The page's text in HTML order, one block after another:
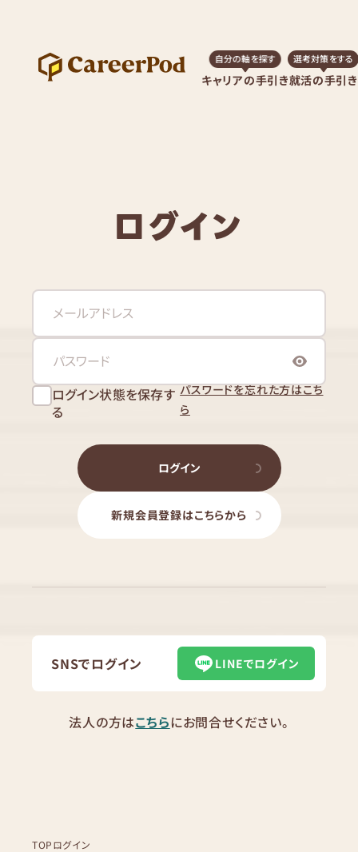
キャリアの手引き
自分の軸を探す
就活の手引き
選考対策をする
ログイン
ログイン状態を保存す
る
パスワードを忘れた方はこち
ら
ログイン
新規会員登録はこちらから
SNSでログイン LINEでログイン
法人の方はこちらにお問合せください。
TOPログイン